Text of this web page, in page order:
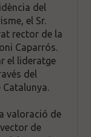
del
el Sr.
rector de la
Caparrós.
el lideratge
del
valoració de
de